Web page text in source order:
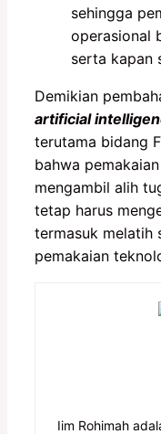
sehingga
operasional
serta kapan
Demikian
artificial
terutama bidang
bahwa
mengambil alih
tetap harus
termasuk melatih
pemakaian
Iim Rohimah